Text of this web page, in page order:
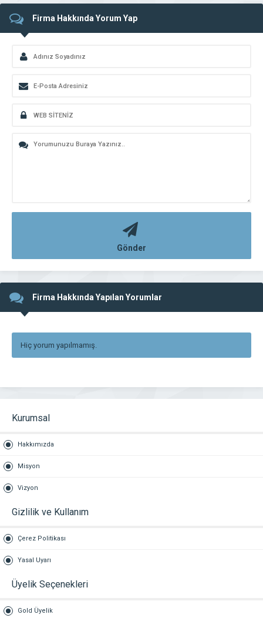
Firma Hakkında Yorum Yap
Gönder
Firma Hakkında Yapılan Yorumlar
Hiç yorum yapılmamış.
Kurumsal
Hakkımızda
Misyon
Vizyon
Gizlilik ve Kullanım
Çerez Politikası
Yasal Uyarı
Üyelik Seçenekleri
Gold Üyelik